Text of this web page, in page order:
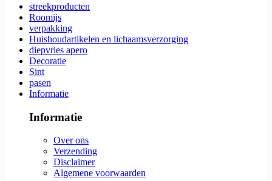
streekproducten
Roomijs
verpakking
Huishoudartikelen en lichaamsverzorging
diepvries apero
Decoratie
Sint
pasen
Informatie
Informatie
Over ons
Verzending
Disclaimer
Algemene voorwaarden